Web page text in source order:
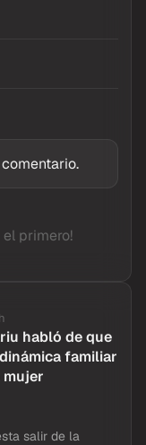
primero!
habló de que
familiar
mujer
salir de la